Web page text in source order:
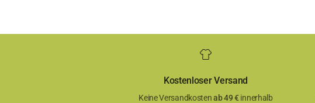
Kostenloser Versand
Keine Versandkostenab 49 €innerhalb